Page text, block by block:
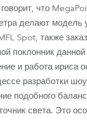
что
делают модель
Spot, также
поклонник
и работа ириса
разработки
подобного
света. Это